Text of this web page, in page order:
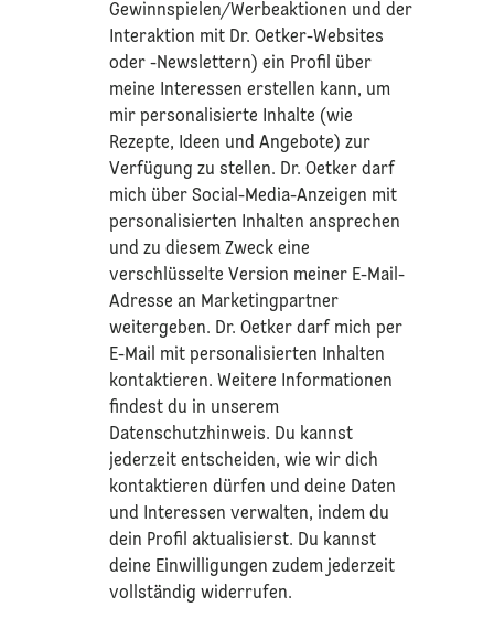
Gewinnspielen/Werbeaktionen und der
Interaktion mit Dr. Oetker-Websites
oder -Newslettern) ein Profil über
meine Interessen erstellen kann, um
mir personalisierte Inhalte (wie
Rezepte, Ideen und Angebote) zur
Verfügung zu stellen. Dr. Oetker darf
mich über Social-Media-Anzeigen mit
personalisierten Inhalten ansprechen
und zu diesem Zweck eine
verschlüsselte Version meiner E-Mail-
Adresse an Marketingpartner
weitergeben. Dr. Oetker darf mich per
E-Mail mit personalisierten Inhalten
kontaktieren. Weitere Informationen
findest du in unserem
Datenschutzhinweis. Du kannst
jederzeit entscheiden, wie wir dich
kontaktieren dürfen und deine Daten
und Interessen verwalten, indem du
dein Profil aktualisierst. Du kannst
deine Einwilligungen zudem jederzeit
vollständig widerrufen.